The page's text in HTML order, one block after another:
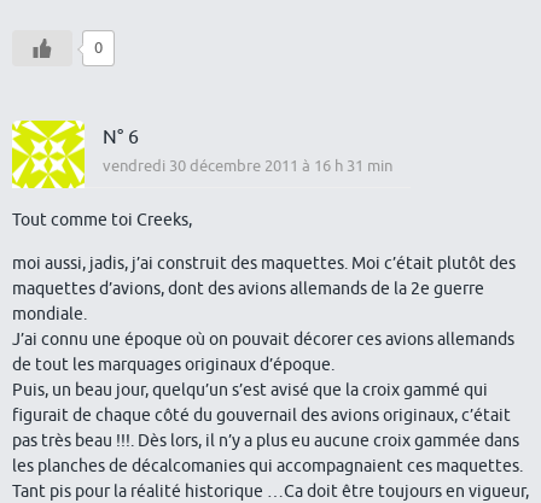
0
N° 6
vendredi 30 décembre 2011 à 16 h 31 min
Tout comme toi Creeks,
moi aussi, jadis, j’ai construit des maquettes. Moi c’était plutôt des
maquettes d’avions, dont des avions allemands de la 2e guerre
mondiale.
J’ai connu une époque où on pouvait décorer ces avions allemands
de tout les marquages originaux d’époque.
Puis, un beau jour, quelqu’un s’est avisé que la croix gammé qui
figurait de chaque côté du gouvernail des avions originaux, c’était
pas très beau !!!. Dès lors, il n’y a plus eu aucune croix gammée dans
les planches de décalcomanies qui accompagnaient ces maquettes.
Tant pis pour la réalité historique …Ca doit être toujours en vigueur,